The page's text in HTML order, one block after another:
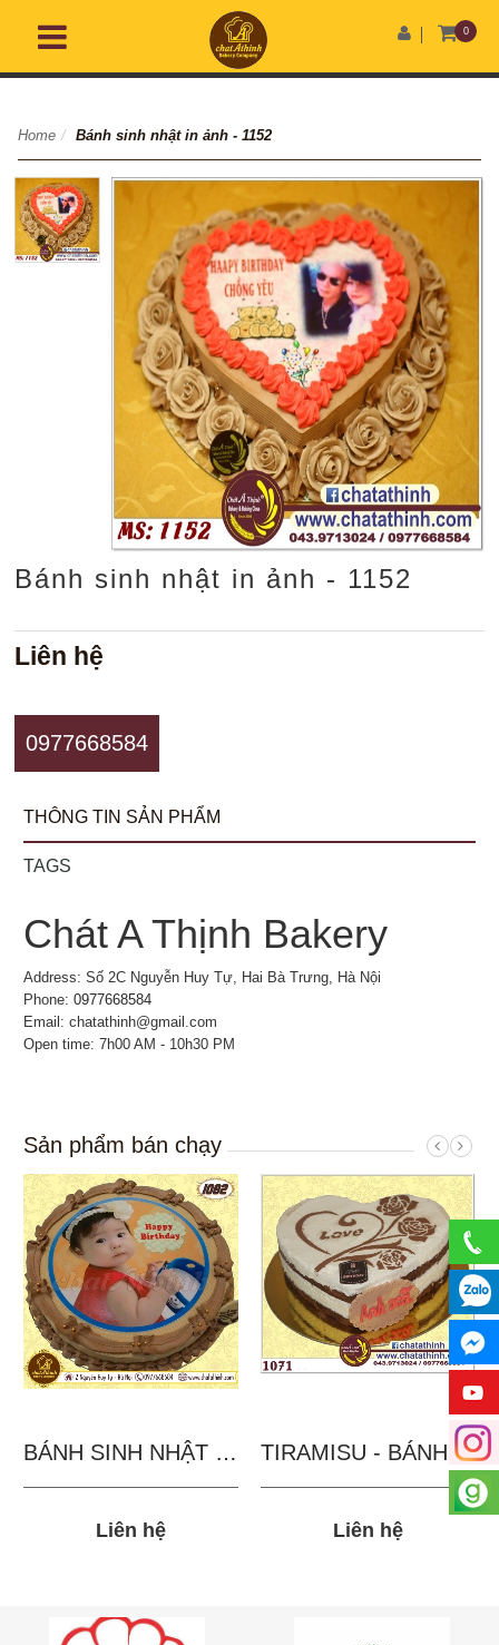
0
Home / Bánh sinh nhật in ảnh - 1152
Bánh sinh nhật in ảnh - 1152
Liên hệ
0977668584
THÔNG TIN SẢN PHẨM
TAGS
Chát A Thịnh Bakery
Address: Số 2C Nguyễn Huy Tự, Hai Bà Trưng, Hà Nội
Phone:0977668584
Email: chatathinh@gmail.com
Open time: 7h00 AM - 10h30 PM
Sản phẩm bán chạy
BÁNH SINH NHẬT IN...
Liên hệ
TIRAMISU - BÁNH TẶNG...
Liên hệ